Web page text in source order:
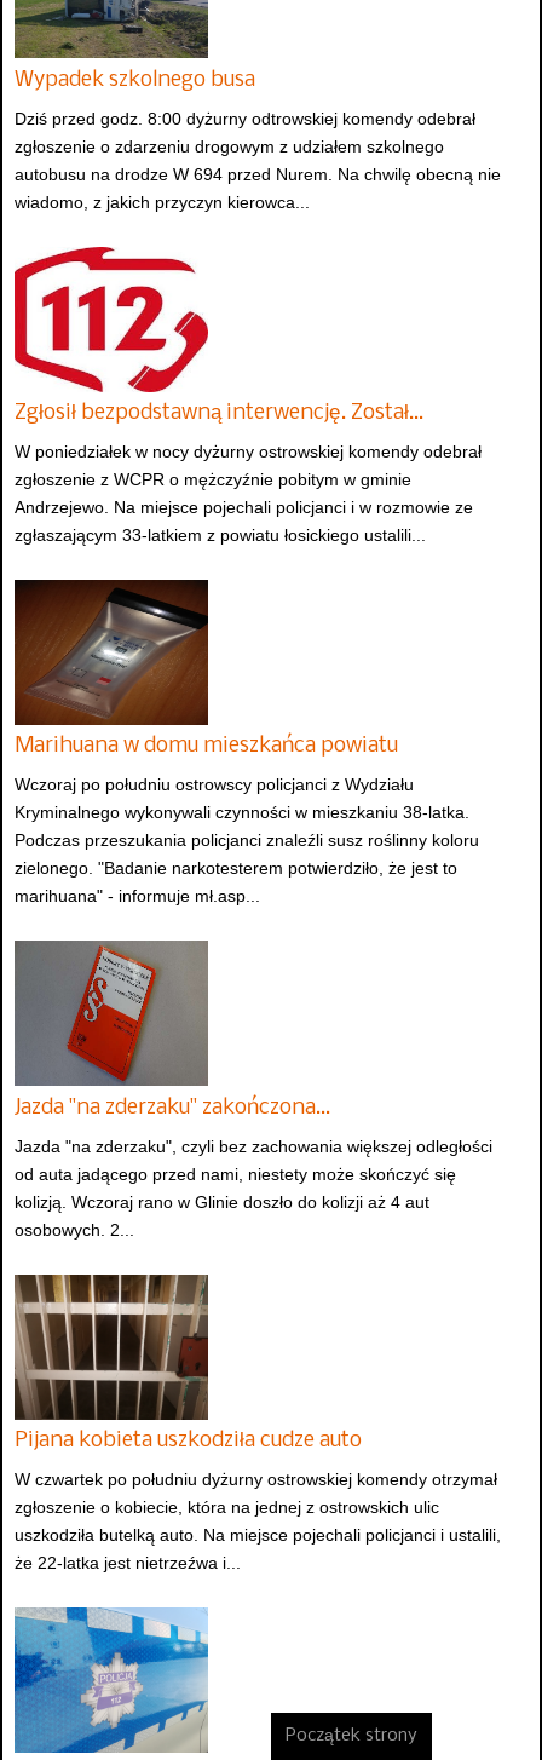
Wypadek szkolnego busa
Dziś przed godz. 8:00 dyżurny odtrowskiej komendy odebrał
zgłoszenie o zdarzeniu drogowym z udziałem szkolnego
autobusu na drodze W 694 przed Nurem. Na chwilę obecną nie
wiadomo, z jakich przyczyn kierowca...
Zgłosił bezpodstawną interwencję. Został…
W poniedziałek w nocy dyżurny ostrowskiej komendy odebrał
zgłoszenie z WCPR o mężczyźnie pobitym w gminie
Andrzejewo. Na miejsce pojechali policjanci i w rozmowie ze
zgłaszającym 33-latkiem z powiatu łosickiego ustalili...
Marihuana w domu mieszkańca powiatu
Wczoraj po południu ostrowscy policjanci z Wydziału
Kryminalnego wykonywali czynności w mieszkaniu 38-latka.
Podczas przeszukania policjanci znaleźli susz roślinny koloru
zielonego. "Badanie narkotesterem potwierdziło, że jest to
marihuana" - informuje mł.asp...
Jazda "na zderzaku" zakończona…
Jazda "na zderzaku", czyli bez zachowania większej odległości
od auta jadącego przed nami, niestety może skończyć się
kolizją. Wczoraj rano w Glinie doszło do kolizji aż 4 aut
osobowych. 2...
Pijana kobieta uszkodziła cudze auto
W czwartek po południu dyżurny ostrowskiej komendy otrzymał
zgłoszenie o kobiecie, która na jednej z ostrowskich ulic
uszkodziła butelką auto. Na miejsce pojechali policjanci i ustalili,
że 22-latka jest nietrzeźwa i...
Początek strony